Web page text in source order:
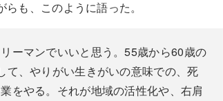
も、このように語った。
ーマンでいいと思う。55歳から60歳の
て、やりがい生きがいの意味での、死
をやる。それが地域の活性化や、右肩